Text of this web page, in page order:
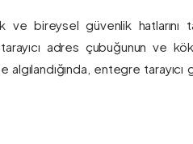
ve bireysel güvenlik hatlarını
adres çubuğunun ve
entegre